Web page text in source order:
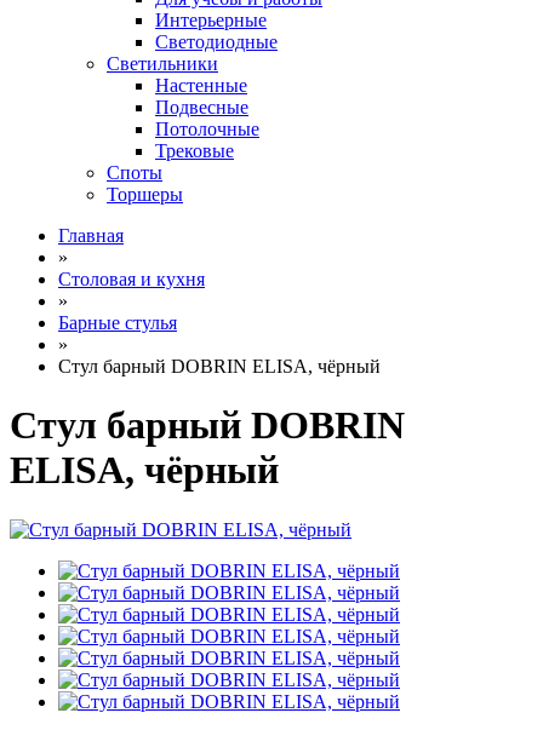
Интерьерные
Светодиодные
Светильники
Настенные
Подвесные
Потолочные
Трековые
Споты
Торшеры
Главная
»
Столовая и кухня
»
Барные стулья
»
Стул барный DOBRIN ELISA, чёрный
Стул барный DOBRIN
ELISA, чёрный